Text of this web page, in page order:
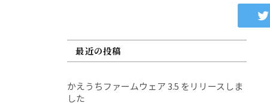
最近の投稿
かえうちファームウェア 3.5 をリリースしま
した